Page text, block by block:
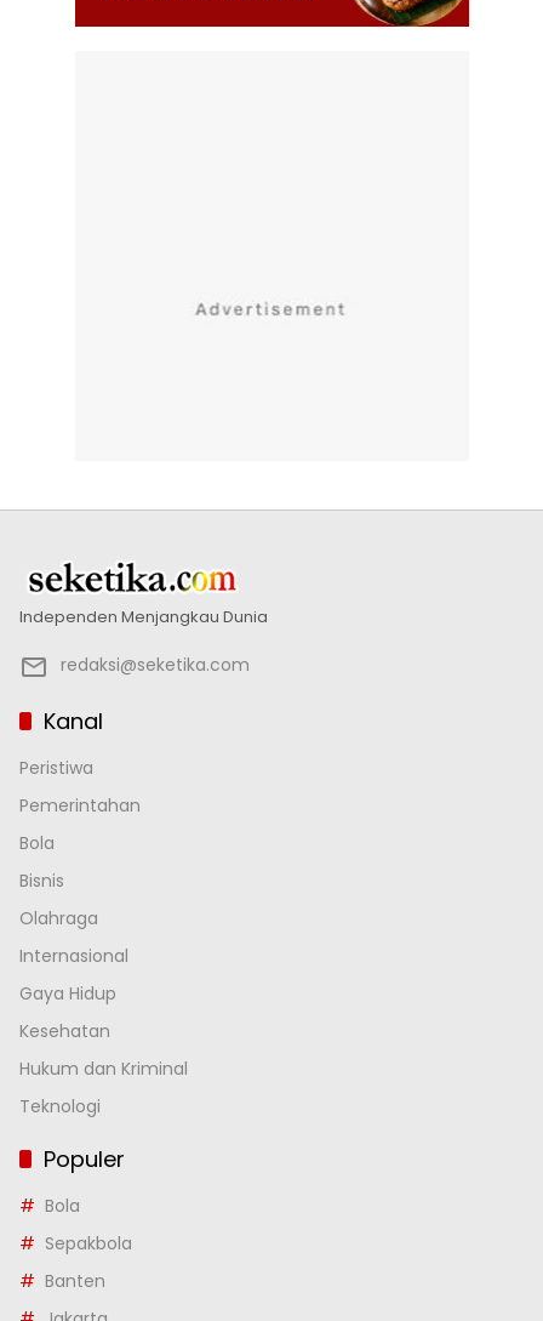
Independen Menjangkau Dunia
redaksi@seketika.com
Kanal
Peristiwa
Pemerintahan
Bola
Bisnis
Olahraga
Internasional
Gaya Hidup
Kesehatan
Hukum dan Kriminal
Teknologi
Populer
Bola
Sepakbola
Banten